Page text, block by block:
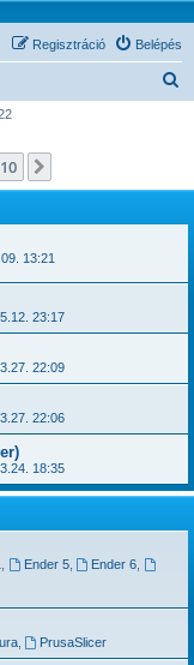
Belépés
Regisztráció
s
é
10
13:21
23:17
22:09
22:06
18:35
Ender 5, Ender 6
, PrusaSlicer